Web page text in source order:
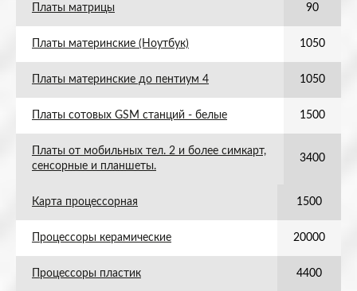
Платы матрицы 90
Платы материнские (Ноутбук) 1050
Платы материнские до пентиум 4 1050
Платы сотовых GSM станций - белые 1500
Платы от мобильных тел. 2 и более симкарт,
сенсорные и планшеты.
3400
Карта процессорная 1500
Процессоры керамические 20000
Процессоры пластик 4400